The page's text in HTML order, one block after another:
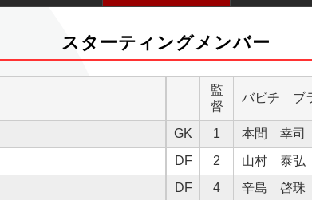
スターティングメンバー
監
督
バビチ ブ
GK 1
本間 幸司
DF
2
山村 泰弘
DF
4
辛島 啓珠